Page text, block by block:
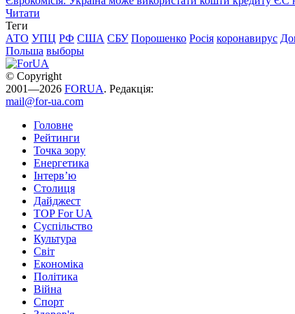
Читати
Теги
АТО УПЦ РФ США СБУ Порошенко Росія коронавирус
Польша выборы
© Copyright
2001—2026 FORUA. Редакція:
mail@for-ua.com
Головне
Рейтинги
Точка зору
Енергетика
Інтерв’ю
Столиця
Дайджест
TOP For UA
Суспiльство
Культура
Світ
Економіка
Політика
Війна
Спорт